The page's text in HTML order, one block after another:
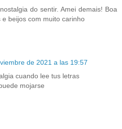
do sentir. Amei demais! Boa
beijos com muito carinho
de 2021 a las 19:57
cuando lee tus letras
mojarse